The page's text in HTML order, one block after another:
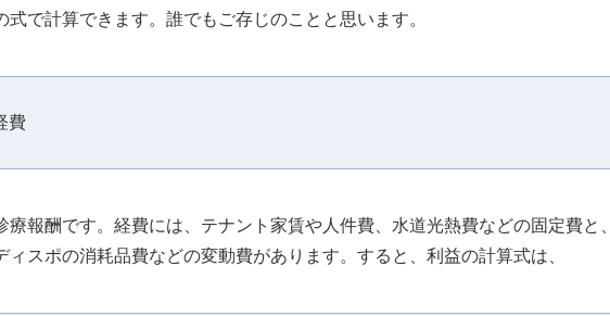
式で計算できます。誰でもご存じのことと思います。
費
療報酬です。経費には、テナント家賃や人件費、水道光熱費などの固定費と、
ィスポの消耗品費などの変動費があります。すると、利益の計算式は、